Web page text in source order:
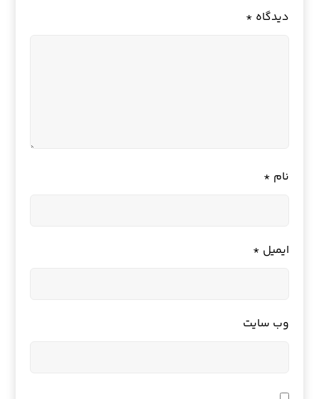
دیدگاه *
نام *
ایمیل *
وب‌ سایت